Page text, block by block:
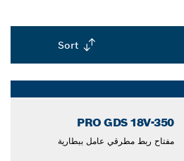
Sort
closed
PRO GDS 18V-350
مفتاح ربط مطرقي عامل ببطارية